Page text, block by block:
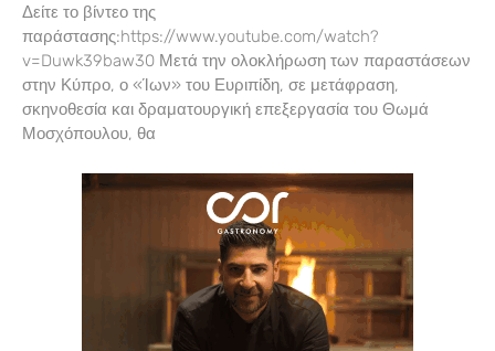
Δείτε το βίντεο της
παράστασης:https://www.youtube.com/watch?
v=Duwk39baw30 Μετά την ολοκλήρωση των παραστάσεων
στην Κύπρο, ο «Ίων» του Ευριπίδη, σε μετάφραση,
σκηνοθεσία και δραματουργική επεξεργασία του Θωμά
Μοσχόπουλου, θα